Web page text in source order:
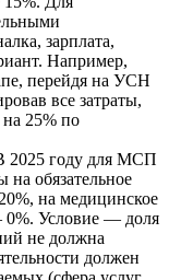
зарплата,
Например,
перейдя на УСН
все затраты,
25% по
2025 году для МСП
на обязательное
на медицинское
Условие — доля
не должна
должен